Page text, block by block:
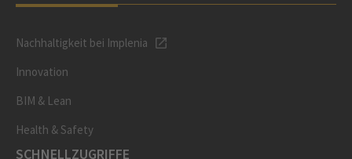
Nachhaltigkeit bei Implenia
Innovation
BIM & Lean
Health & Safety
SCHNELLZUGRIFFE